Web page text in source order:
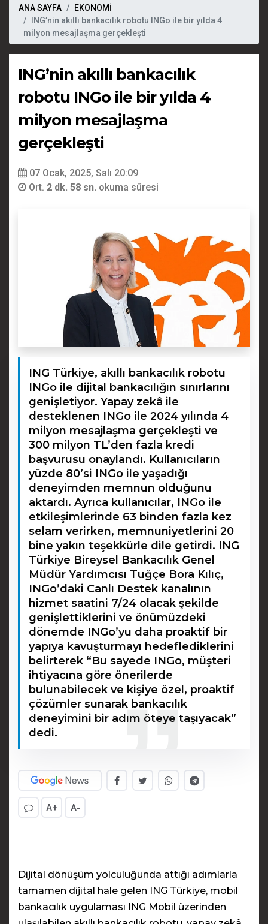
ANA SAYFA
EKONOMİ
ING’nin akıllı bankacılık robotu INGo ile bir yılda 4
milyon mesajlaşma gerçekleşti
ING’nin akıllı bankacılık
robotu INGo ile bir yılda 4
milyon mesajlaşma
gerçekleşti
07 Ocak, 2025, Salı 20:09
Ort. 2 dk. 58 sn. okuma süresi
ING Türkiye, akıllı bankacılık robotu
INGo ile dijital bankacılığın sınırlarını
genişletiyor. Yapay zekâ ile
desteklenen INGo ile 2024 yılında 4
milyon mesajlaşma gerçekleşti ve
300 milyon TL’den fazla kredi
başvurusu onaylandı. Kullanıcıların
yüzde 80’si INGo ile yaşadığı
deneyimden memnun olduğunu
aktardı. Ayrıca kullanıcılar, INGo ile
etkileşimlerinde 63 binden fazla kez
selam verirken, memnuniyetlerini 20
bine yakın teşekkürle dile getirdi. ING
Türkiye Bireysel Bankacılık Genel
Müdür Yardımcısı Tuğçe Bora Kılıç,
INGo’daki Canlı Destek kanalının
hizmet saatini 7/24 olacak şekilde
genişlettiklerini ve önümüzdeki
dönemde INGo’yu daha proaktif bir
yapıya kavuşturmayı hedeflediklerini
belirterek “Bu sayede INGo, müşteri
ihtiyacına göre önerilerde
bulunabilecek ve kişiye özel, proaktif
çözümler sunarak bankacılık
deneyimini bir adım öteye taşıyacak”
dedi.
A+ A-
Dijital dönüşüm yolculuğunda attığı adımlarla
tamamen dijital hale gelen ING Türkiye, mobil
bankacılık uygulaması ING Mobil üzerinden